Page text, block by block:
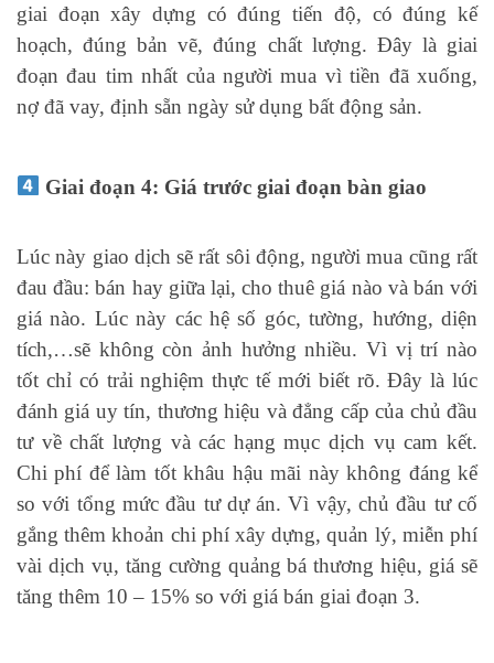
giai đoạn xây dựng có đúng tiến độ, có đúng kế
hoạch, đúng bản vẽ, đúng chất lượng. Đây là giai
đoạn đau tim nhất của người mua vì tiền đã xuống,
nợ đã vay, định sẵn ngày sử dụng bất động sản.
Giai đoạn 4: Giá trước giai đoạn bàn giao
Lúc này giao dịch sẽ rất sôi động, người mua cũng rất
đau đầu: bán hay giữa lại, cho thuê giá nào và bán với
giá nào. Lúc này các hệ số góc, tường, hướng, diện
tích,…sẽ không còn ảnh hưởng nhiều. Vì vị trí nào
tốt chỉ có trải nghiệm thực tế mới biết rõ. Đây là lúc
đánh giá uy tín, thương hiệu và đẳng cấp của chủ đầu
tư về chất lượng và các hạng mục dịch vụ cam kết.
Chi phí để làm tốt khâu hậu mãi này không đáng kể
so với tổng mức đầu tư dự án. Vì vậy, chủ đầu tư cố
gắng thêm khoản chi phí xây dựng, quản lý, miễn phí
vài dịch vụ, tăng cường quảng bá thương hiệu, giá sẽ
tăng thêm 10 – 15% so với giá bán giai đoạn 3.